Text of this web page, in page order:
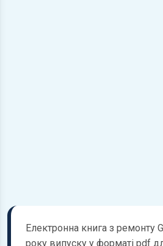
Електронна книга з ремонту
року випуску у форматі pdf